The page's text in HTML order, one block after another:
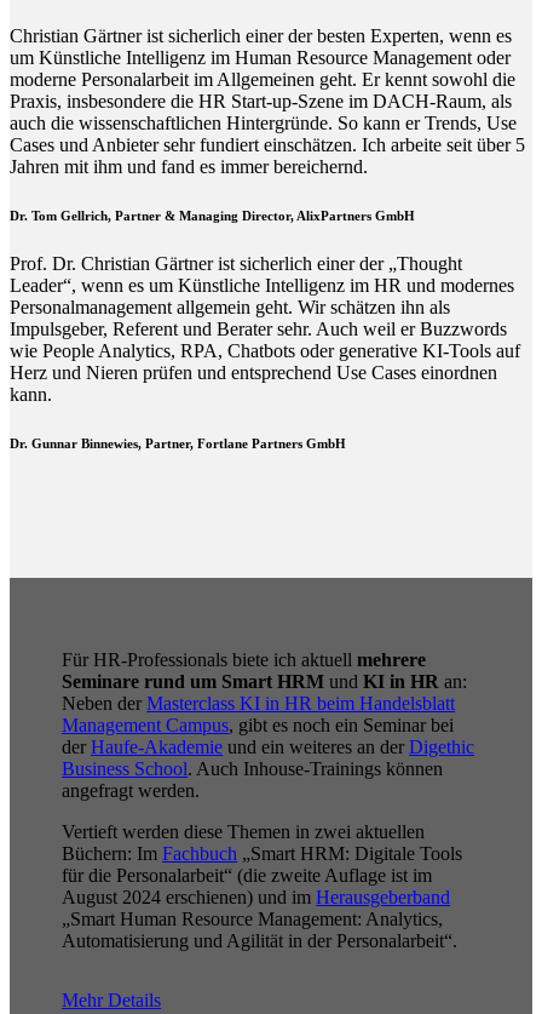
Christian Gärtner ist sicherlich einer der besten Experten, wenn es
um Künstliche Intelligenz im Human Resource Management oder
moderne Personalarbeit im Allgemeinen geht. Er kennt sowohl die
Praxis, insbesondere die HR Start-up-Szene im DACH-Raum, als
auch die wissenschaftlichen Hintergründe. So kann er Trends, Use
Cases und Anbieter sehr fundiert einschätzen. Ich arbeite seit über 5
Jahren mit ihm und fand es immer bereichernd.
Dr. Tom Gellrich, Partner & Managing Director, AlixPartners GmbH
Prof. Dr. Christian Gärtner ist sicherlich einer der „Thought
Leader“, wenn es um Künstliche Intelligenz im HR und modernes
Personalmanagement allgemein geht. Wir schätzen ihn als
Impulsgeber, Referent und Berater sehr. Auch weil er Buzzwords
wie People Analytics, RPA, Chatbots oder generative KI-Tools auf
Herz und Nieren prüfen und entsprechend Use Cases einordnen
kann.
Dr. Gunnar Binnewies, Partner, Fortlane Partners GmbH
Für HR-Professionals biete ich aktuellmehrere
Seminare rund um Smart HRM undKI in HR an:
Neben derMasterclass KI in HR beim Handelsblatt
Management Campus, gibt es noch ein Seminar bei
derHaufe-Akademie und ein weiteres an derDigethic
Business School. Auch Inhouse-Trainings können
angefragt werden.
Vertieft werden diese Themen in zwei aktuellen
Büchern: ImFachbuch „Smart HRM: Digitale Tools
für die Personalarbeit“ (die zweite Auflage ist im
August 2024 erschienen) und imHerausgeberband
„Smart Human Resource Management: Analytics,
Automatisierung und Agilität in der Personalarbeit“.
Mehr Details